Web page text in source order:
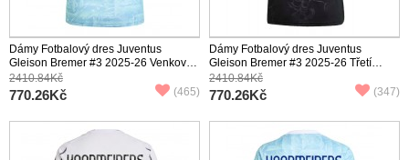
Dámy Fotbalový dres Juventus
Gleison Bremer #3 2025-26 Venkovní
Krátký Rukáv
2410.84Kč
770.26Kč (465)
Dámy Fotbalový dres Juventus
Gleison Bremer #3 2025-26 Třetí
Krátký Rukáv
2410.84Kč
770.26Kč (347)